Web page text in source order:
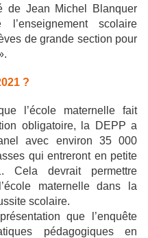
de Jean Michel Blanquer
scolaire
de grande section pour
?
l’école maternelle fait
obligatoire, la DEPP a
avec environ 35 000
qui entreront en petite
Cela devrait permettre
maternelle dans la
scolaire.
que l’enquête
pédagogiques en